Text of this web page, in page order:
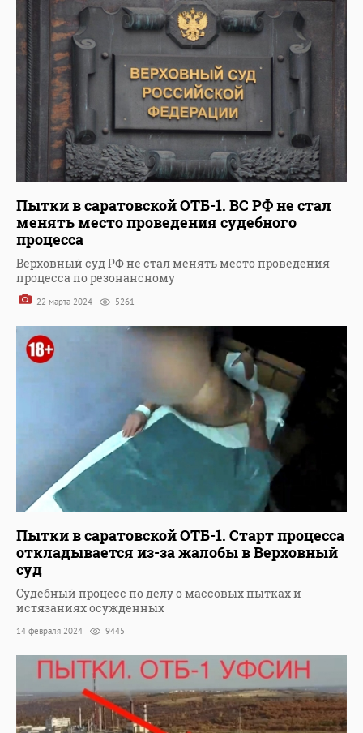
Пытки в саратовской ОТБ-1. ВС РФ не стал
менять место проведения судебного
процесса
Верховный суд РФ не стал менять место проведения
процесса по резонансному
22 марта 2024 5261
Пытки в саратовской ОТБ-1. Старт процесса
откладывается из-за жалобы в Верховный
суд
Судебный процесс по делу о массовых пытках и
истязаниях осужденных
14 февраля 2024 9445